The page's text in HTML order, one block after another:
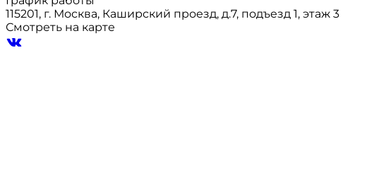
115201, г. Москва, Каширский проезд, д.7, подъезд 1, этаж 3
Смотреть на карте